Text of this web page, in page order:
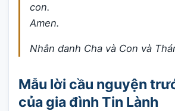
con.
Amen.
Nhân danh Cha và Con và
Mẫu lời cầu nguyện
của gia đình Tin Lành